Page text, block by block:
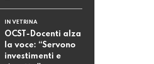
IN VETRINA
OCST-Docenti alza
la voce: “Servono
investimenti e